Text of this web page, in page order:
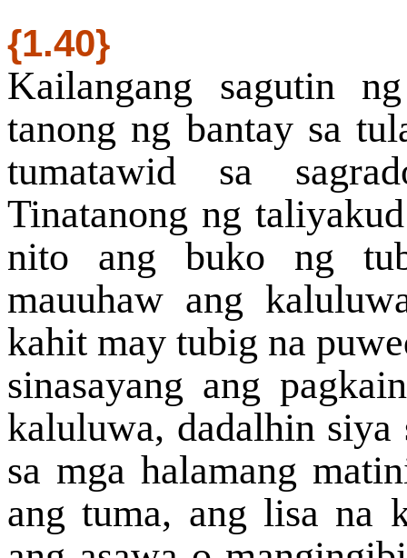
{1.40}
Kailangang sagutin
tanong ng bantay sa
tumatawid sa
Tinatanong ng
nito ang buko ng
mauuhaw ang
kahit may tubig na
sinasayang ang
kaluluwa, dadalhin siya
sa mga halamang
ang tuma, ang lisa na